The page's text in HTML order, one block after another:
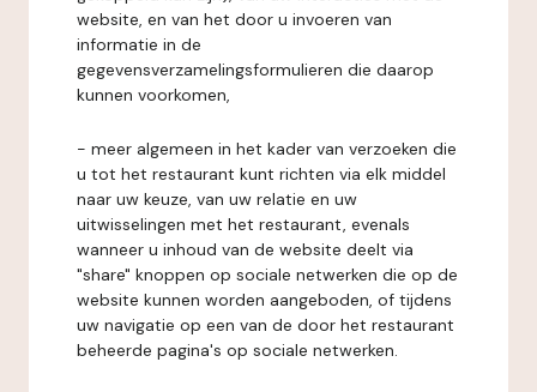
website, en van het door u invoeren van
informatie in de
gegevensverzamelingsformulieren die daarop
kunnen voorkomen,
- meer algemeen in het kader van verzoeken die
u tot het restaurant kunt richten via elk middel
naar uw keuze, van uw relatie en uw
uitwisselingen met het restaurant, evenals
wanneer u inhoud van de website deelt via
"share" knoppen op sociale netwerken die op de
website kunnen worden aangeboden, of tijdens
uw navigatie op een van de door het restaurant
beheerde pagina's op sociale netwerken.